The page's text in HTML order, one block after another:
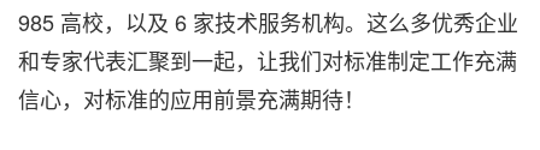
985 高校，以及 6 家技术服务机构。这么多优秀企业
和专家代表汇聚到一起，让我们对标准制定工作充满
信心，对标准的应用前景充满期待！